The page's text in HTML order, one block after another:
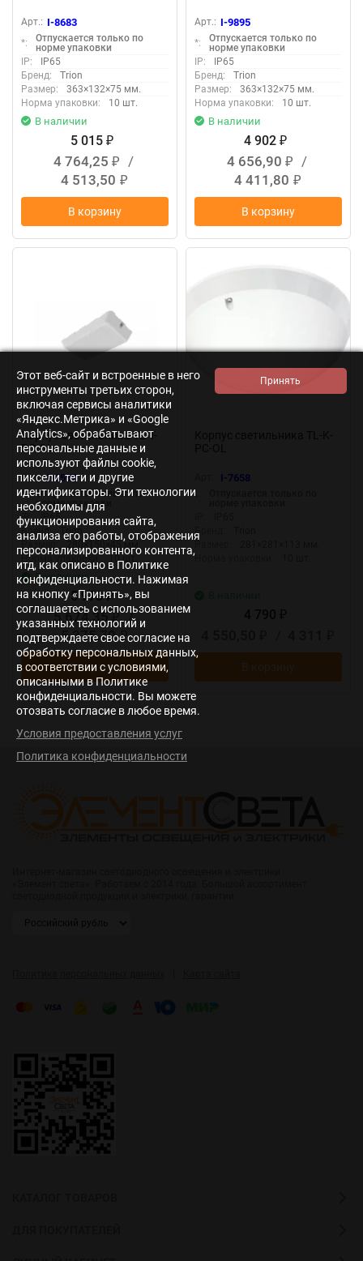
Арт.: I-8683
*:
Отпускается только по
норме упаковки
IP:
IP65
Бренд:
Trion
Размер:
363×132×75 мм.
Норма упаковки:
10 шт.
В наличии
5 015 ₽
4 764,25 ₽
/
4 513,50 ₽
В корзину
Арт.: I-9895
*:
Отпускается только по
норме упаковки
IP:
IP65
Бренд:
Trion
Размер:
363×132×75 мм.
Норма упаковки:
10 шт.
В наличии
4 902 ₽
4 656,90 ₽
/
4 411,80 ₽
В корзину
Корпус светильника TL-T-
PC-OL
Арт.: I-6597
*:
Отпускается только по
норме упаковки
IP:
IP65
Бренд:
Trion
280×150×45 мм.
Норма упаковки:
10 шт.
В наличии
5 973₽
5 674,35 /
5 375,70₽
В корзину
I-7658
*:
Бренд:
Этот веб-сайт и встроенные в него
инструменты третьих сторон,
включая сервисы аналитики
«Яндекс.Метрика» и «Google
Analytics», обрабатывают
персональные данные и
используют файлы cookie,
пиксели, теги и другие
идентификаторы. Эти технологии
необходимы для
функционирования сайта,
анализа его работы, отображения
персонализированного контента,
итд, как описано в Политике
конфиденциальности. Нажимая
на кнопку «Принять», вы
соглашаетесь с использованием
указанных технологий и
подтверждаете свое согласие на
обработку персональных данных,
в соответствии с условиями,
описанными в Политике
конфиденциальности. Вы можете
отозвать согласие в любое время.
Условия предоставления услуг
Политика конфиденциальности